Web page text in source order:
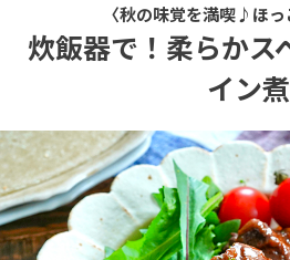
〈秋の味覚を満喫♪ほっ
炊飯器で！柔らかス
イン煮